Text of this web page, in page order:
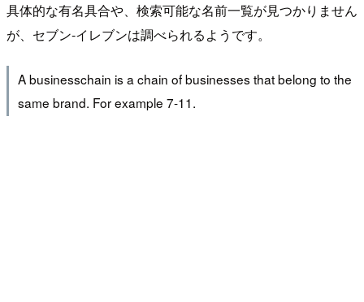
具体的な有名具合や、検索可能な名前一覧が見つかりません
が、セブン‐イレブンは調べられるようです。
A businesschain is a chain of businesses that belong to the
same brand. For example 7-11.